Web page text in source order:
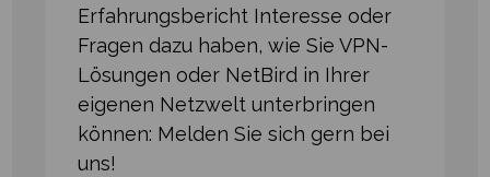
Erfahrungsbericht Interesse oder
Fragen dazu haben, wie Sie VPN-
Lösungen oder NetBird in Ihrer
eigenen Netzwelt unterbringen
können: Melden Sie sich gern bei
uns!